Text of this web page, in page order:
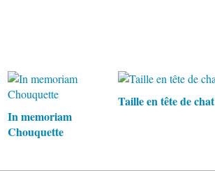
In memoriam
Chouquette
Taille en tête de chat